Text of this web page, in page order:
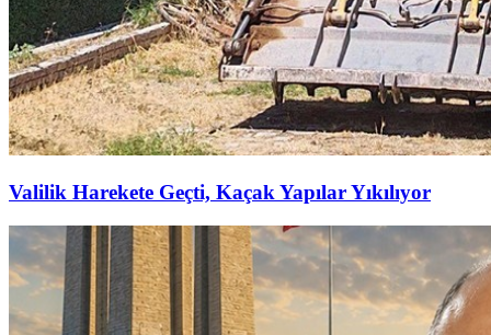
Valilik Harekete Geçti, Kaçak Yapılar Yıkılıyor